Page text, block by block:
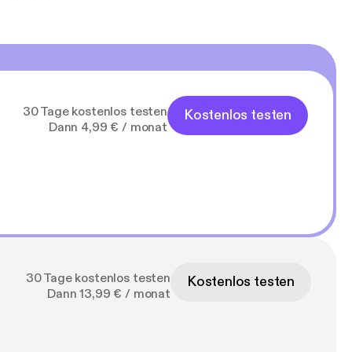
30 Tage kostenlos testen
Dann 4,99 € / monat
Kostenlos testen
30 Tage kostenlos testen
Dann 13,99 € / monat
Kostenlos testen